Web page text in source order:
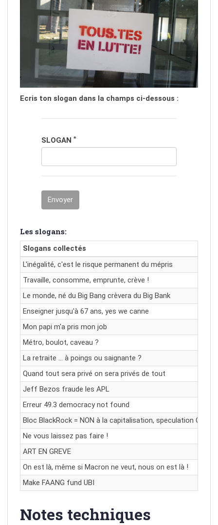
Ecris ton slogan dans la champs ci-dessous :
SLOGAN*
Envoyer
Les slogans:
Slogans collectés
L'inégalité, c'est le risque permanent du mépris
Travaille, consomme, emprunte, crève !
Le monde, né du Big Bang crèvera du Big Bank
Enseigner jusqu'à 67 ans, yes we canne
Mon papi m'a pris mon job
Métro, boulot, caveau ?
La retraite … à poings ou saignante ?
Quand tout sera privé on sera privés de tout
Jeff Bezos fraude les APL
Erreur 49.3 democracy not found
Bloc BlackRock = NON à la capitalisation, speculation OUI
Ne vous laissez pas faire !
ART EN GREVE
On est là, même si Macron ne veut, nous on est là !
Make FAANG fund UBI
Notes techniques